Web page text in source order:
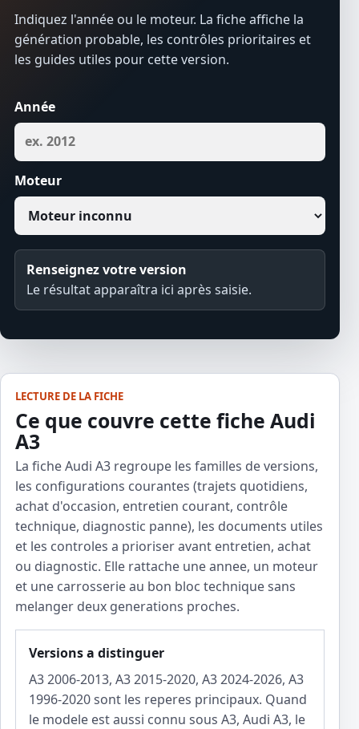
Indiquez l'année ou le moteur. La fiche affiche la
génération probable, les contrôles prioritaires et
les guides utiles pour cette version.
Année
Moteur
Renseignez votre version
Le résultat apparaîtra ici après saisie.
LECTURE DE LA FICHE
Ce que couvre cette fiche Audi
A3
La fiche Audi A3 regroupe les familles de versions,
les configurations courantes (trajets quotidiens,
achat d'occasion, entretien courant, contrôle
technique, diagnostic panne), les documents utiles
et les controles a prioriser avant entretien, achat
ou diagnostic. Elle rattache une annee, un moteur
et une carrosserie au bon bloc technique sans
melanger deux generations proches.
Versions a distinguer
A3 2006-2013, A3 2015-2020, A3 2024-2026, A3
1996-2020 sont les reperes principaux. Quand
le modele est aussi connu sous A3, Audi A3, le